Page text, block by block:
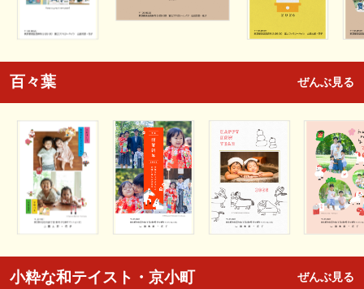
百々葉 ぜんぶ見る
小粋な和テイスト・京小町 ぜんぶ見る